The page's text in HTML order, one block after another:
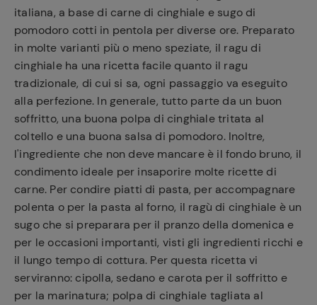
italiana, a base di carne di cinghiale e sugo di
pomodoro cotti in pentola per diverse ore. Preparato
in molte varianti più o meno speziate, il ragu di
cinghiale ha una ricetta facile quanto il ragu
tradizionale, di cui si sa, ogni passaggio va eseguito
alla perfezione. In generale, tutto parte da un buon
soffritto, una buona polpa di cinghiale tritata al
coltello e una buona salsa di pomodoro. Inoltre,
l'ingrediente che non deve mancare è il fondo bruno, il
condimento ideale per insaporire molte ricette di
carne. Per condire piatti di pasta, per accompagnare
polenta o per la pasta al forno, il ragù di cinghiale è un
sugo che si preparara per il pranzo della domenica e
per le occasioni importanti, visti gli ingredienti ricchi e
il lungo tempo di cottura. Per questa ricetta vi
serviranno: cipolla, sedano e carota per il soffritto e
per la marinatura; polpa di cinghiale tagliata al
Ricette
preferite